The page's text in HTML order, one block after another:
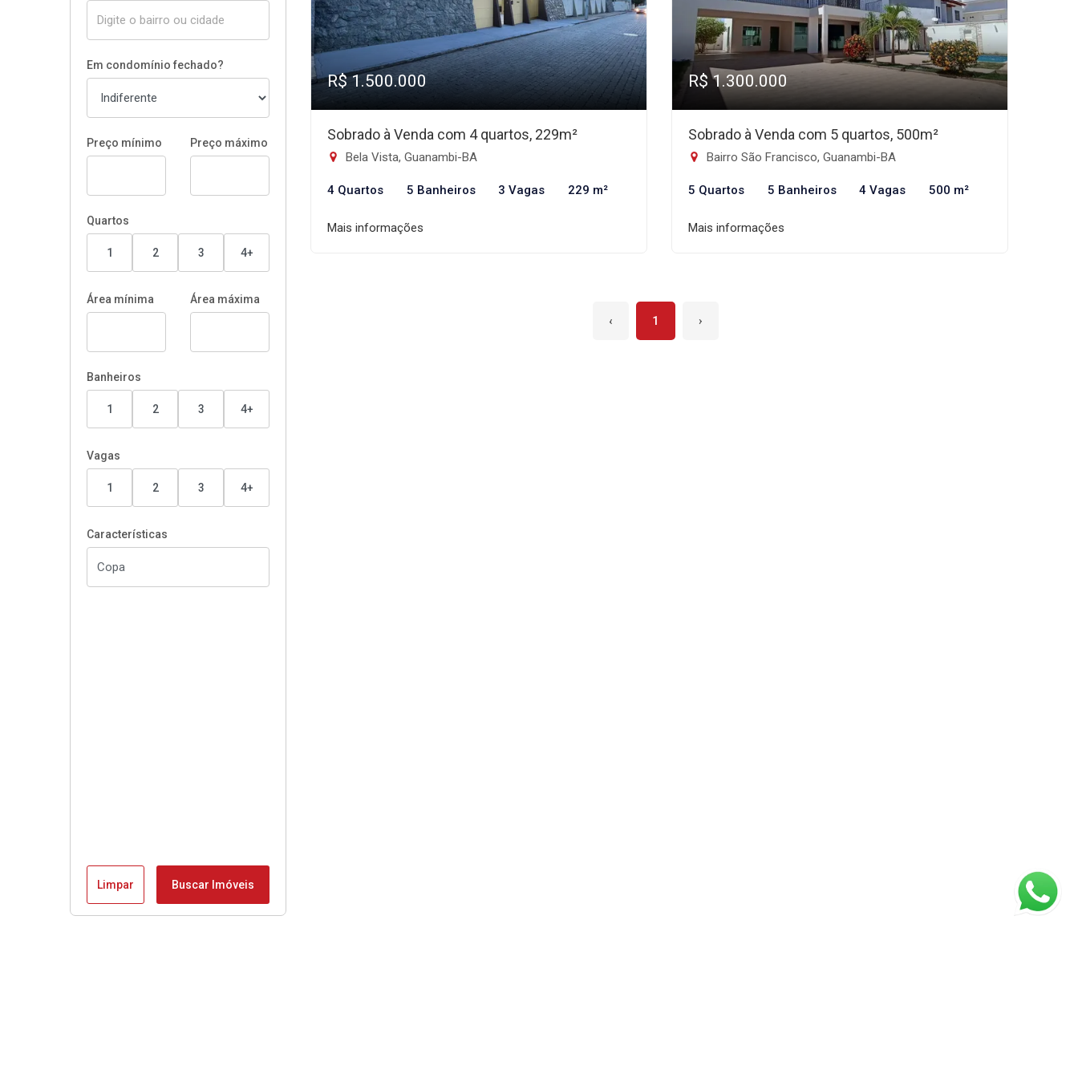
Em condomínio fechado?
Preço mínimo Preço máximo
Quartos
1 2 3 4+
Área mínima Área máxima
Banheiros
1 2 3 4+
Vagas
1 2 3 4+
Características
Limpar Buscar Imóveis
R$ 1.500.000
Sobrado à Venda com 4 quartos, 229m²
Bela Vista, Guanambi-BA
4 Quartos 5 Banheiros 3 Vagas 229 m²
Mais informações
R$ 1.300.000
Sobrado à Venda com 5 quartos, 500m²
Bairro São Francisco, Guanambi-BA
5 Quartos 5 Banheiros 4 Vagas 500 m²
Mais informações
‹ 1 ›